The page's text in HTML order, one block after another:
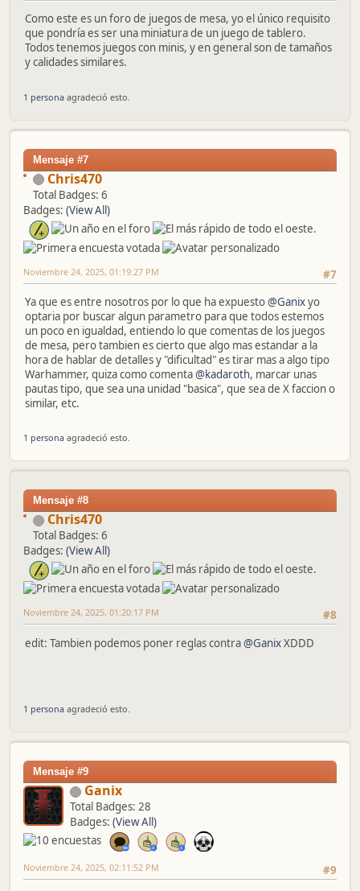
Como este es un foro de juegos de mesa, yo el único requisito
que pondría es ser una miniatura de un juego de tablero.
Todos tenemos juegos con minis, y en general son de tamaños
y calidades similares.
1 persona agradeció esto.
Mensaje #7
Chris470
Total Badges: 6
Badges: (View All)
#7
Noviembre 24, 2025, 01:19:27 PM
Ya que es entre nosotros por lo que ha expuesto@Ganixyo
optaria por buscar algun parametro para que todos estemos
un poco en igualdad, entiendo lo que comentas de los juegos
de mesa, pero tambien es cierto que algo mas estandar a la
hora de hablar de detalles y "dificultad" es tirar mas a algo tipo
Warhammer, quiza como comenta@kadaroth, marcar unas
pautas tipo, que sea una unidad "basica", que sea de X faccion o
similar, etc.
1 persona agradeció esto.
Mensaje #8
Chris470
Total Badges: 6
Badges: (View All)
#8
Noviembre 24, 2025, 01:20:17 PM
edit: Tambien podemos poner reglas contra@GanixXDDD
1 persona agradeció esto.
Mensaje #9
Ganix
Total Badges: 28
Badges: (View All)
#9
Noviembre 24, 2025, 02:11:52 PM